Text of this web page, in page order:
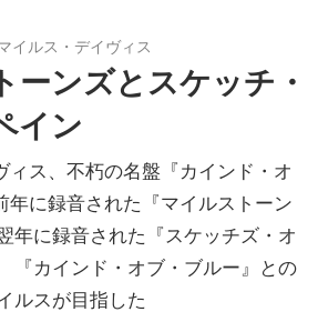
イルス・デイヴィス
ーンズとスケッチ・
イン
ィス、不朽の名盤『カインド・オ
年に録音された『マイルストーン
年に録音された『スケッチズ・オ
『カインド・オブ・ブルー』との
ルスが目指した